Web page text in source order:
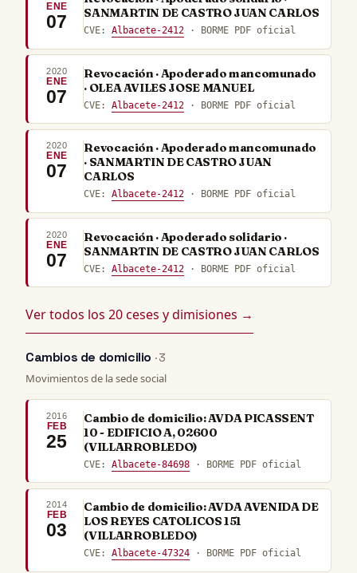
ENE
07
SANMARTIN DE CASTRO JUAN CARLOS
CVE:Albacete-2412 · BORME PDF oficial
2020
ENE
07
Revocación · Apoderado mancomunado
· OLEA AVILES JOSE MANUEL
CVE:Albacete-2412 · BORME PDF oficial
2020
ENE
07
Revocación · Apoderado mancomunado
· SANMARTIN DE CASTRO JUAN
CARLOS
CVE:Albacete-2412 · BORME PDF oficial
2020
ENE
07
Revocación · Apoderado solidario ·
SANMARTIN DE CASTRO JUAN CARLOS
CVE:Albacete-2412 · BORME PDF oficial
Ver todos los 20 ceses y dimisiones →
Cambios de domicilio · 3
Movimientos de la sede social
2016
FEB
25
Cambio de domicilio: AVDA PICASSENT
10 - EDIFICIO A, 02600
(VILLARROBLEDO)
CVE:Albacete-84698 · BORME PDF oficial
2014
FEB
03
Cambio de domicilio: AVDA AVENIDA DE
LOS REYES CATOLICOS 151
(VILLARROBLEDO)
CVE:Albacete-47324 · BORME PDF oficial